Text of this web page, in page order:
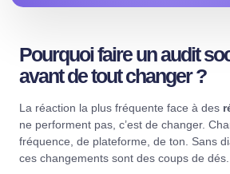
Pourquoi faire un audit
avant de tout changer ?
La réaction la plus fréquente face à des
ne performent pas, c’est de changer.
fréquence, de plateforme, de ton. Sans
ces changements sont des coups de dés.